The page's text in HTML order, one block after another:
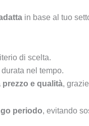
in base al tuo
di scelta.
nel tempo.
e qualità,
periodo, evitando